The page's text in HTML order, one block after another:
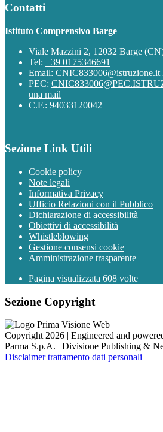
Contatti
Istituto Comprensivo Barge
Viale Mazzini 2, 12032 Barge
Tel: +39 0175346691
Email: CNIC833006@istruzione.it
PEC:
una mail
C.F.: 94033120042
Sezione Link Utili
Cookie policy
Note legali
Informativa Privacy
Ufficio Relazioni con il Pubblico
Dichiarazione di accessibilità
Obiettivi di accessibilità
Whistleblowing
Gestione consensi cookie
Amministrazione trasparente
Pagina visualizzata 608 volte
Sezione Copyright
Copyright 2026 | Engineered and
Parma S.p.A. | Divisione Publishing &
Disclaimer trattamento dati personali